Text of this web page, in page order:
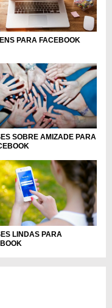
PARA FACEBOOK
SOBRE AMIZADE PARA
LINDAS PARA